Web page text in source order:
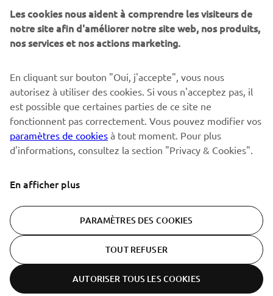
spéciaux, les lancements de produits, etc.
S'ABONNER
Lisez notre politique de confidentialité pour savoir comment
nous traitons vos données personnelles : Politique de
Confidentialité
© Copyright - 2026 Yamaha Motor Europe N.V. - All Rights
Reserved
Politique de confidentialité
Les cookies nous aident à comprendre les visiteurs de
notre site afin d'améliorer notre site web, nos produits,
nos services et nos actions marketing.
En cliquant sur bouton "Oui, j'accepte", vous nous
autorisez à utiliser des cookies. Si vous n'acceptez pas, il
est possible que certaines parties de ce site ne
fonctionnent pas correctement. Vous pouvez modifier vos
paramètres de cookies à tout moment. Pour plus
d'informations, consultez la section "Privacy & Cookies".
En afficher plus
PARAMÈTRES DES COOKIES
TOUT REFUSER
AUTORISER TOUS LES COOKIES